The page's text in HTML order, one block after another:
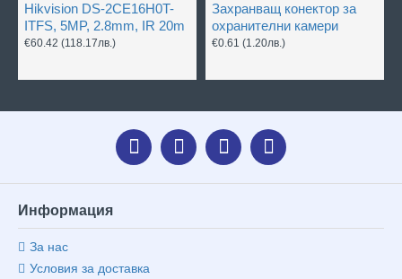
Hikvision DS-2CE16H0T-
ITFS, 5MP, 2.8mm, IR 20m
€60.42 (118.17лв.)
Захранващ конектор за
охранителни камери
€0.61 (1.20лв.)
Информация
За нас
Условия за доставка